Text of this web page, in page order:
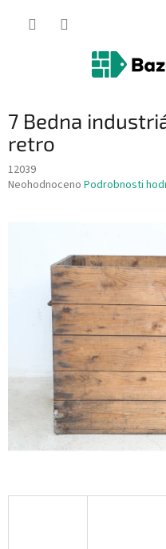
7 Bedna
retro
12039
Průměrné
hvězdiček.
Neohodnoceno Podrobnosti